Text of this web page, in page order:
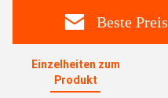
Beste Preis
Einzelheiten zum
Produkt